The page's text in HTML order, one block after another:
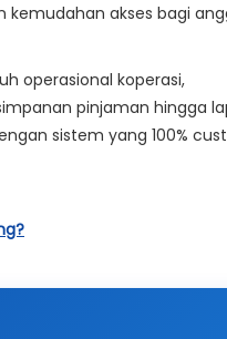
akses bagi
operasional koperasi,
pinjaman hingga
sistem yang 100%